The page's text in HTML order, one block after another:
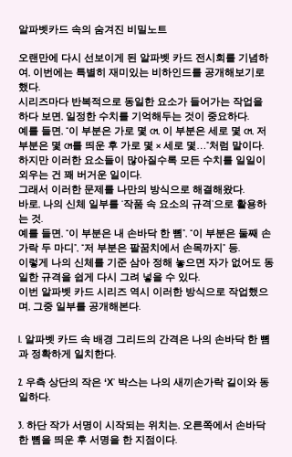
1. 알파벳 카드 속 배경 그리드의 간격은 나의 손바닥 한 뼘
과 정확하게 일치한다.
2. 우측 상단의 작은 ‘X’ 박스는 나의 새끼손가락 길이와 동
일하다.
3. 하단 작가 서명이 시작되는 위치는, 오른쪽에서 손바닥
한 뼘을 띄운 후 서명을 한 지점이다.
알파벳카드 속의 숨겨진 비밀노트
오랜만에 다시 선보이게 된 알파벳 카드 전시회를 기념하
여, 이번에는 특별히 재미있는 비하인드를 공개해보기로
했다.
시리즈마다 반복적으로 동일한 요소가 들어가는 작업을
하다 보면, 일정한 수치를 기억해두는 것이 중요하다.
예를 들면, “이 부분은 가로 몇 cm, 이 부분은 세로 몇 cm, 저
부분은 몇 cm를 띄운 후 가로 몇 × 세로 몇…”처럼 말이다.
하지만 이러한 요소들이 많아질수록 모든 수치를 일일이
외우는 건 꽤 버거운 일이다.
그래서 이러한 문제를 나만의 방식으로 해결해왔다.
바로, 나의 신체 일부를 ‘작품 속 요소의 규격’으로 활용하
는 것.
예를 들면, “이 부분은 내 손바닥 한 뼘”, “이 부분은 둘째 손
가락 두 마디”, “저 부분은 팔꿈치에서 손목까지” 등.
이렇게 나의 신체를 기준 삼아 정해 놓으면 자가 없어도 동
일한 규격을 쉽게 다시 그려 넣을 수 있다.
이번 알파벳 카드 시리즈 역시 이러한 방식으로 작업했으
며, 그중 일부를 공개해본다.